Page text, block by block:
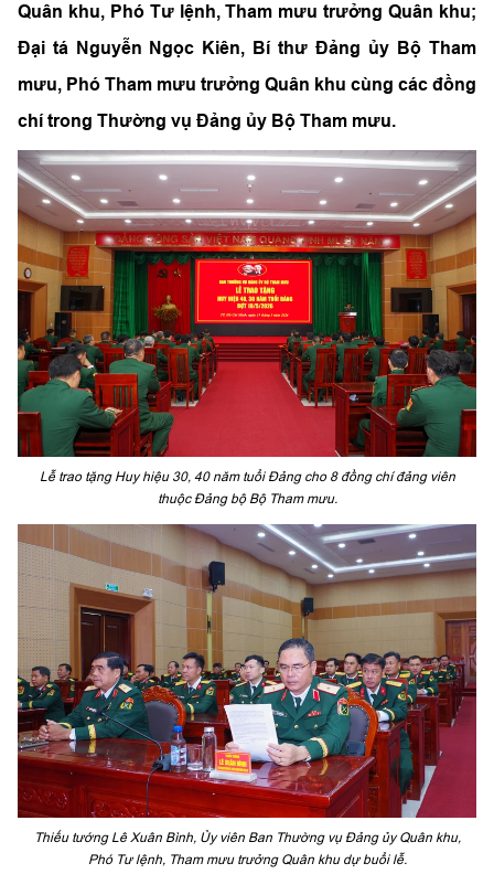
Quân khu, Phó Tư lệnh, Tham mưu trưởng Quân khu;
Đại tá Nguyễn Ngọc Kiên, Bí thư Đảng ủy Bộ Tham
mưu, Phó Tham mưu trưởng Quân khu cùng các đồng
chí trong Thường vụ Đảng ủy Bộ Tham mưu.
Lễ trao tặng Huy hiệu 30, 40 năm tuổi Đảng cho 8 đồng chí đảng viên
thuộc Đảng bộ Bộ Tham mưu.
Thiếu tướng Lê Xuân Bình, Ủy viên Ban Thường vụ Đảng ủy Quân khu,
Phó Tư lệnh, Tham mưu trưởng Quân khu dự buổi lễ.